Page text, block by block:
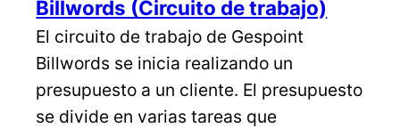
Billwords (Circuito de trabajo)
El circuito de trabajo de Gespoint
Billwords se inicia realizando un
presupuesto a un cliente. El presupuesto
se divide en varias tareas que